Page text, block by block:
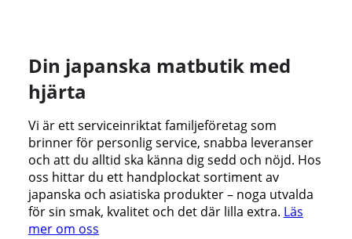
Din japanska matbutik med
hjärta
Vi är ett serviceinriktat familjeföretag som
brinner för personlig service, snabba leveranser
och att du alltid ska känna dig sedd och nöjd. Hos
oss hittar du ett handplockat sortiment av
japanska och asiatiska produkter – noga utvalda
för sin smak, kvalitet och det där lilla extra. Läs
mer om oss